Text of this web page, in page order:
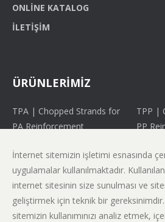
ONLINE KATALOG
İLETIŞIM
ÜRÜNLERİMİZ
TPA | Chopped Strands for
PA Reinforcement
TPP |
PP
Filament Winding
PT | Direct Roving for
Pultrusion
LFT |
Long
İnternet sitemizin işletimi esnasında
uygulamalar kullanılmaktadır.
internet sitesinin size sunulması ve
geliştirmek için teknik bir
sitemizin kullanımınızı analiz etmek,